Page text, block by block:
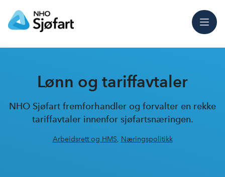
Meny
Lønn og tariffavtaler
NHO Sjøfart fremforhandler og forvalter en rekke
tariffavtaler innenfor sjøfartsnæringen.
Arbeidsrett og HMS, Næringspolitikk